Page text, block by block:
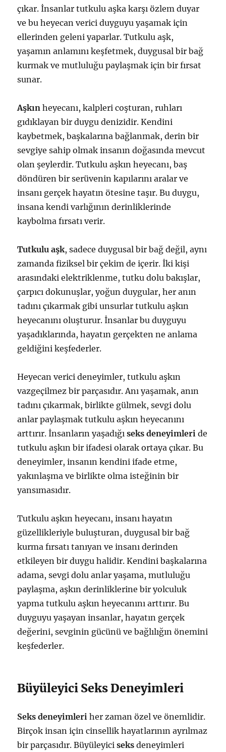
çıkar. İnsanlar tutkulu aşka karşı özlem duyar
ve bu heyecan verici duyguyu yaşamak için
ellerinden geleni yaparlar. Tutkulu aşk,
yaşamın anlamını keşfetmek, duygusal bir bağ
kurmak ve mutluluğu paylaşmak için bir fırsat
sunar.
Aşkın heyecanı, kalpleri coşturan, ruhları
gıdıklayan bir duygu denizidir. Kendini
kaybetmek, başkalarına bağlanmak, derin bir
sevgiye sahip olmak insanın doğasında mevcut
olan şeylerdir. Tutkulu aşkın heyecanı, baş
döndüren bir serüvenin kapılarını aralar ve
insanı gerçek hayatın ötesine taşır. Bu duygu,
insana kendi varlığının derinliklerinde
kaybolma fırsatı verir.
Tutkulu aşk, sadece duygusal bir bağ değil, aynı
zamanda fiziksel bir çekim de içerir. İki kişi
arasındaki elektriklenme, tutku dolu bakışlar,
çarpıcı dokunuşlar, yoğun duygular, her anın
tadını çıkarmak gibi unsurlar tutkulu aşkın
heyecanını oluşturur. İnsanlar bu duyguyu
yaşadıklarında, hayatın gerçekten ne anlama
geldiğini keşfederler.
Heyecan verici deneyimler, tutkulu aşkın
vazgeçilmez bir parçasıdır. Anı yaşamak, anın
tadını çıkarmak, birlikte gülmek, sevgi dolu
anlar paylaşmak tutkulu aşkın heyecanını
arttırır. İnsanların yaşadığıseks deneyimleri de
tutkulu aşkın bir ifadesi olarak ortaya çıkar. Bu
deneyimler, insanın kendini ifade etme,
yakınlaşma ve birlikte olma isteğinin bir
yansımasıdır.
Tutkulu aşkın heyecanı, insanı hayatın
güzellikleriyle buluşturan, duygusal bir bağ
kurma fırsatı tanıyan ve insanı derinden
etkileyen bir duygu halidir. Kendini başkalarına
adama, sevgi dolu anlar yaşama, mutluluğu
paylaşma, aşkın derinliklerine bir yolculuk
yapma tutkulu aşkın heyecanını arttırır. Bu
duyguyu yaşayan insanlar, hayatın gerçek
değerini, sevginin gücünü ve bağlılığın önemini
keşfederler.
Büyüleyici Seks Deneyimleri
Seks deneyimleri her zaman özel ve önemlidir.
Birçok insan için cinsellik hayatlarının ayrılmaz
bir parçasıdır. Büyüleyiciseks deneyimleri